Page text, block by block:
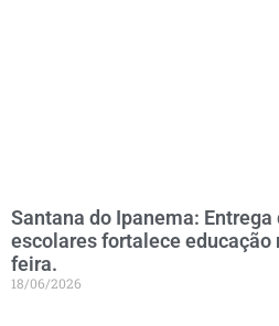
Santana do Ipanema:
escolares fortalece
feira.
18/06/2026